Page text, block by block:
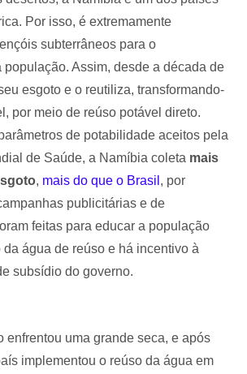
Por isso, é extremamente
subterrâneos para o
população. Assim, desde a década de
esgoto e o reutiliza, transformando-
por meio de reúso potável direto.
de potabilidade aceitos pela
de Saúde, a Namíbia coleta mais
, mais do que o Brasil , por
publicitárias e de
feitas para educar a população
água de reúso e há incentivo à
subsídio do governo.
enfrentou uma grande seca, e após
implementou o reúso da água em